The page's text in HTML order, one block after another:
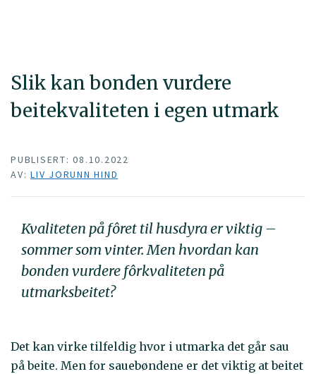
Slik kan bonden vurdere
beitekvaliteten i egen utmark
PUBLISERT: 08.10.2022
AV: LIV JORUNN HIND
Kvaliteten på fôret til husdyra er viktig –
sommer som vinter. Men hvordan kan
bonden vurdere fôrkvaliteten på
utmarksbeitet?
Det kan virke tilfeldig hvor i utmarka det går sau
på beite. Men for sauebøndene er det viktig at beitet